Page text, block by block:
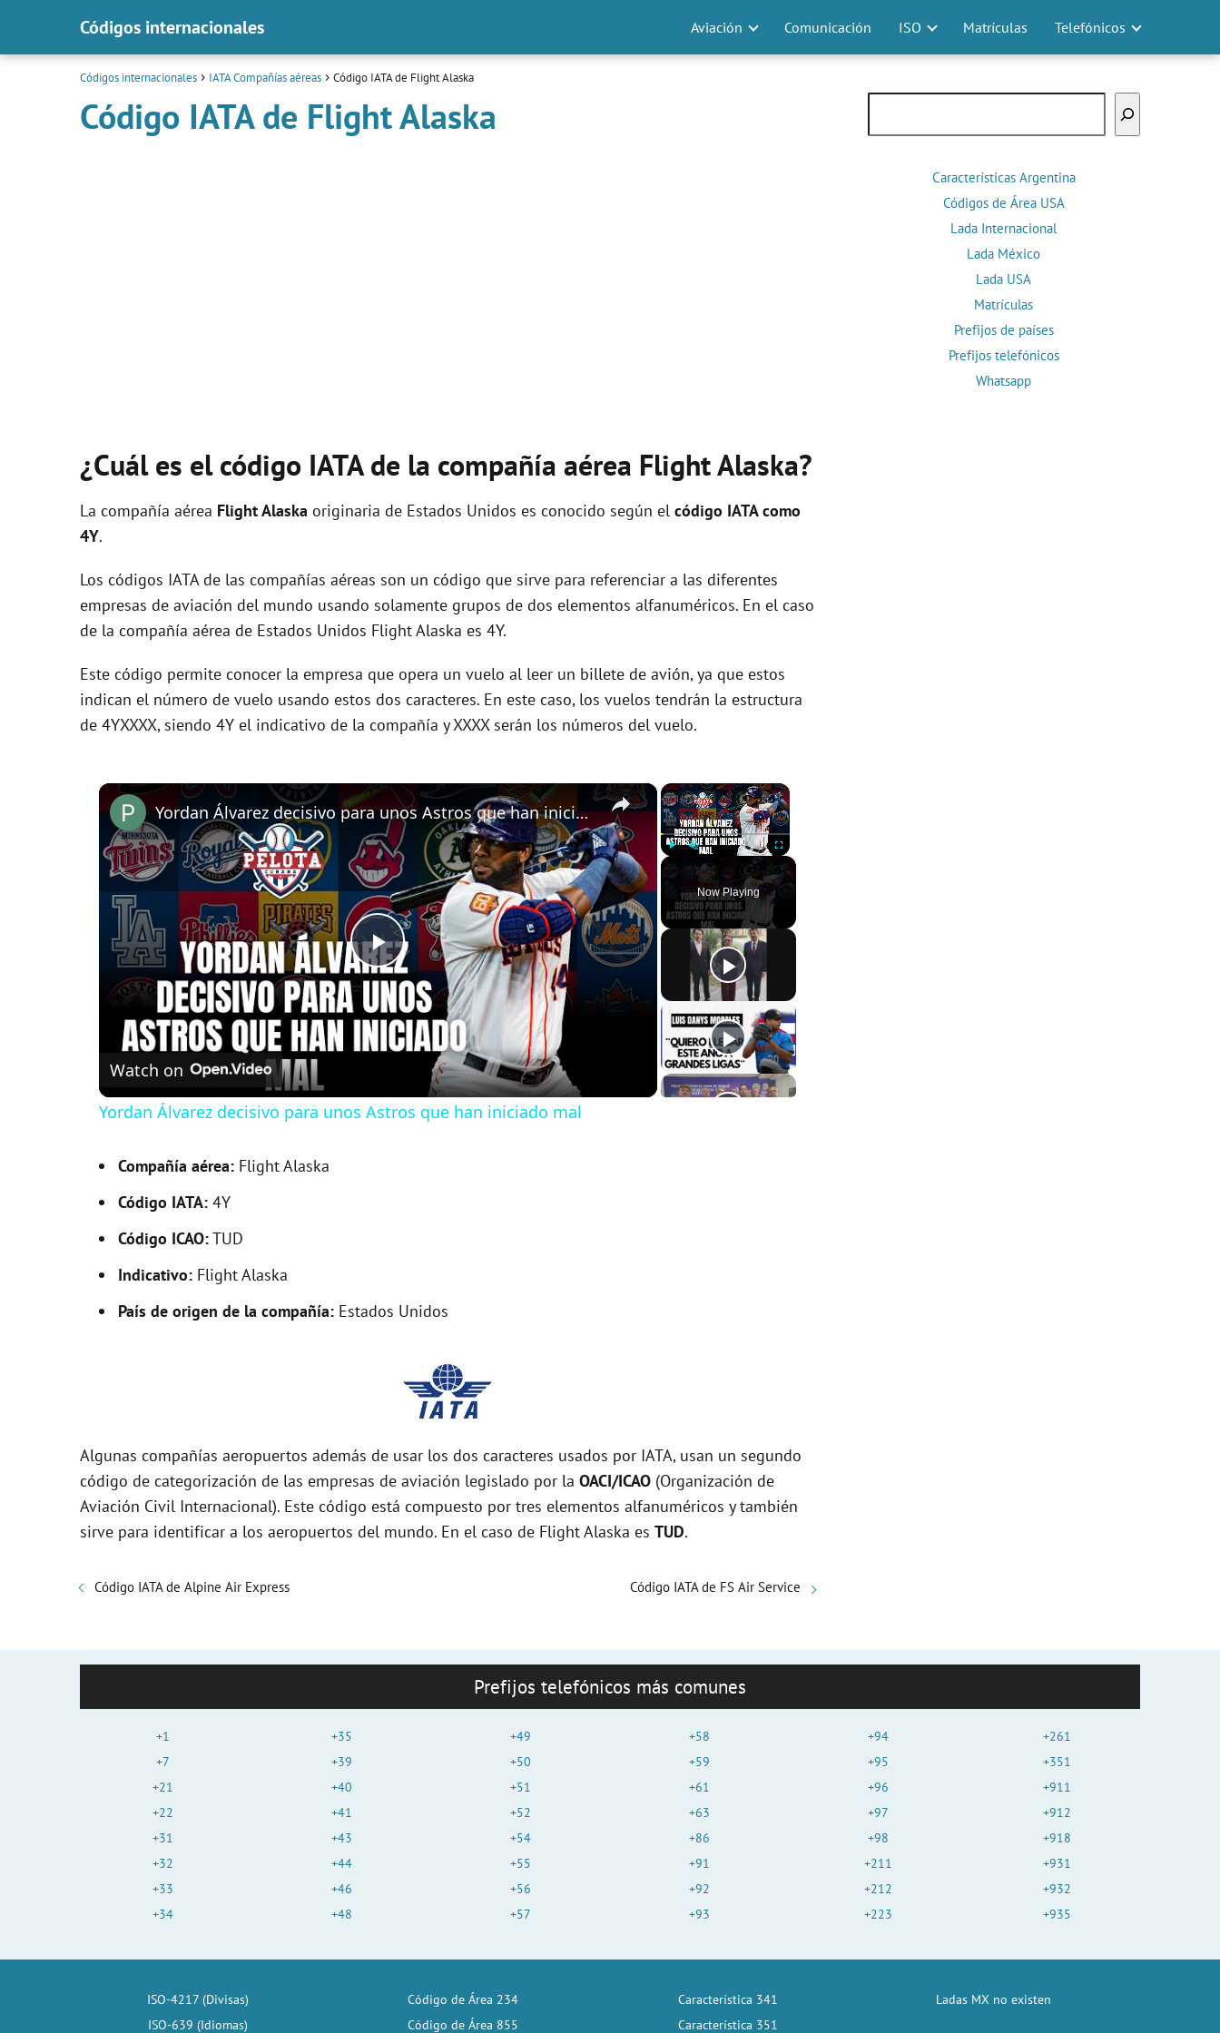
Códigos internacionales Aviación Comunicación ISO Matrículas Telefónicos
Códigos internacionales IATA Compañías aéreas Código IATA de Flight Alaska
Código IATA de Flight Alaska
¿Cuál es el código IATA de la compañía aérea Flight Alaska?
La compañía aérea Flight Alaska originaria de Estados Unidos es conocido según el código IATA como
4Y.
Los códigos IATA de las compañías aéreas son un código que sirve para referenciar a las diferentes
empresas de aviación del mundo usando solamente grupos de dos elementos alfanuméricos. En el caso
de la compañía aérea de Estados Unidos Flight Alaska es 4Y.
Este código permite conocer la empresa que opera un vuelo al leer un billete de avión, ya que estos
indican el número de vuelo usando estos dos caracteres. En este caso, los vuelos tendrán la estructura
de 4YXXXX, siendo 4Y el indicativo de la compañía y XXXX serán los números del vuelo.
×
Unmute Fullscreen
Now Playing
×
P
l
Yordan Álvarez decisivo para unos Astros que han iniciado mal
Watch on
Yordan Álvarez decisivo para unos Astros que han iniciado mal
Compañía aérea: Flight Alaska
Código IATA: 4Y
Código ICAO:TUD
Indicativo: Flight Alaska
País de origen de la compañía: Estados Unidos
Algunas compañías aeropuertos además de usar los dos caracteres usados por IATA, usan un segundo
código de categorización de las empresas de aviación legislado por la OACI/ICAO (Organización de
Aviación Civil Internacional). Este código está compuesto por tres elementos alfanuméricos y también
sirve para identificar a los aeropuertos del mundo. En el caso de Flight Alaska es TUD.
Código IATA de Alpine Air Express Código IATA de FS Air Service
Características Argentina
Códigos de Área USA
Lada Internacional
Lada México
Lada USA
Matrículas
Prefijos de países
Prefijos telefónicos
Whatsapp
Prefijos telefónicos más comunes
+1
+7
+21
+22
+31
+32
+33
+34
+35
+39
+40
+41
+43
+44
+46
+48
+49
+50
+51
+52
+54
+55
+56
+57
+58
+59
+61
+63
+86
+91
+92
+93
+94
+95
+96
+97
+98
+211
+212
+223
+261
+351
+911
+912
+918
+931
+932
+935
ISO-4217 (Divisas)
ISO-639 (Idiomas)
Código de Área 234
Código de Área 855
Característica 341
Característica 351
Ladas MX no existen